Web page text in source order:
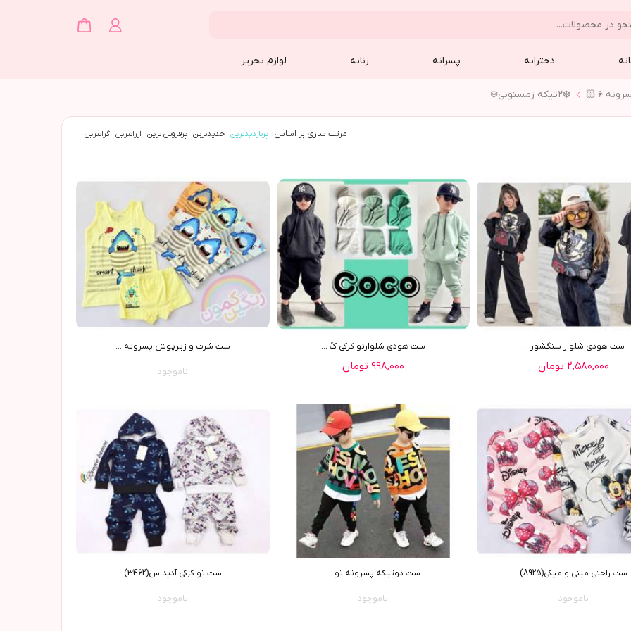
دخترانه پسرانه زنانه لوازم تحریر
❄️٢تيكه زمستوني❄️
مرتب سازی بر اساس: پربازدیدترین جدیدترین پرفروش ترین ارزانترین گرانترین
ست هودي شلوار سنگشور ...
۲,۵۸۰,۰۰۰ تومان
ست هودی شلوارتو کرکی کُ ...
۹۹۸,۰۰۰ تومان
ست شرت و زيرپوش پسرونه ...
ناموجود
ست راحتی مینی و میکی(8925)
ناموجود
ست دوتیکه پسرونه تو ...
ناموجود
ست تو کرکی آدیداس(3462)
ناموجود